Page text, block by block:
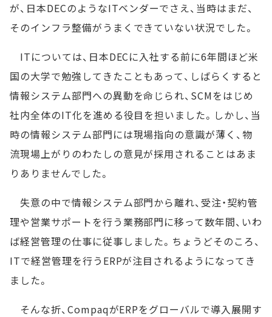
が、日本DECのようなITベンダーでさえ、当時はまだ、
そのインフラ整備がうまくできていない状況でした。
ITについては、日本DECに入社する前に6年間ほど米
国の大学で勉強してきたこともあって、しばらくすると
情報システム部門への異動を命じられ、SCMをはじめ
社内全体のIT化を進める役目を担いました。しかし、当
時の情報システム部門には現場指向の意識が薄く、物
流現場上がりのわたしの意見が採用されることはあま
りありませんでした。
失意の中で情報システム部門から離れ、受注・契約管
理や営業サポートを行う業務部門に移って数年間、いわ
ば経営管理の仕事に従事しました。ちょうどそのころ、
ITで経営管理を行うERPが注目されるようになってき
ました。
そんな折、CompaqがERPをグローバルで導入展開す